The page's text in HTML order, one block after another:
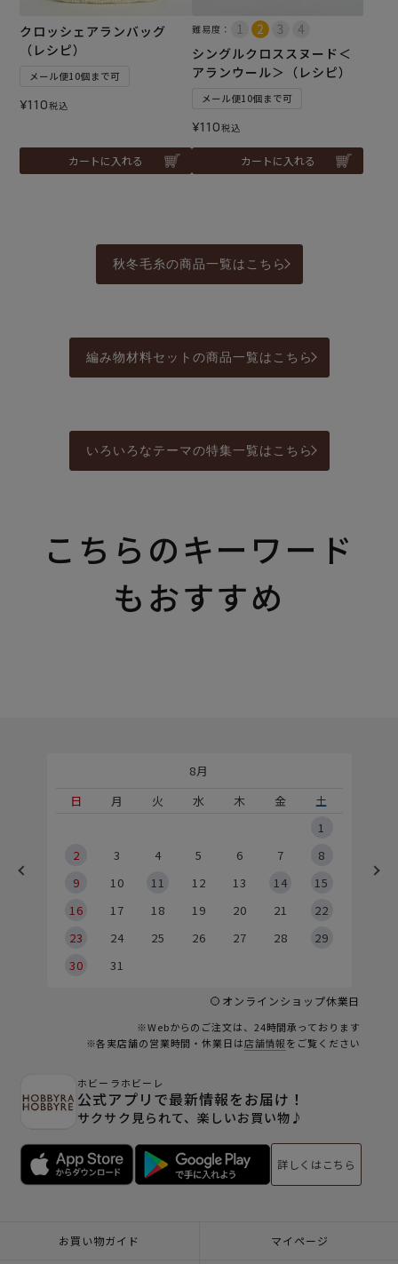
クロッシェアランバッグ
（レシピ）
メール便10個まで可
¥110税込
カートに入れる
難易度：
シングルクロススヌード＜
アランウール＞（レシピ）
メール便10個まで可
¥110税込
カートに入れる
秋冬毛糸の商品一覧はこちら
編み物材料セットの商品一覧はこちら
いろいろなテーマの特集一覧はこちら
こちらのキーワード
もおすすめ
8月
日
月 火 水 木 金
土
1
2
3 4 5 6 7
8
9
10 11 12 13 14
15
16
17 18 19 20 21
22
23
24 25 26 27 28
29
30
31
オンラインショップ休業日
※Webからのご注文は、24時間承っております
※各実店舗の営業時間・休業日は店舗情報をご覧ください
ホビーラホビーレ
公式アプリで最新情報をお届け！
サクサク見られて、楽しいお買い物♪
詳しくはこちら
お買い物ガイド マイページ